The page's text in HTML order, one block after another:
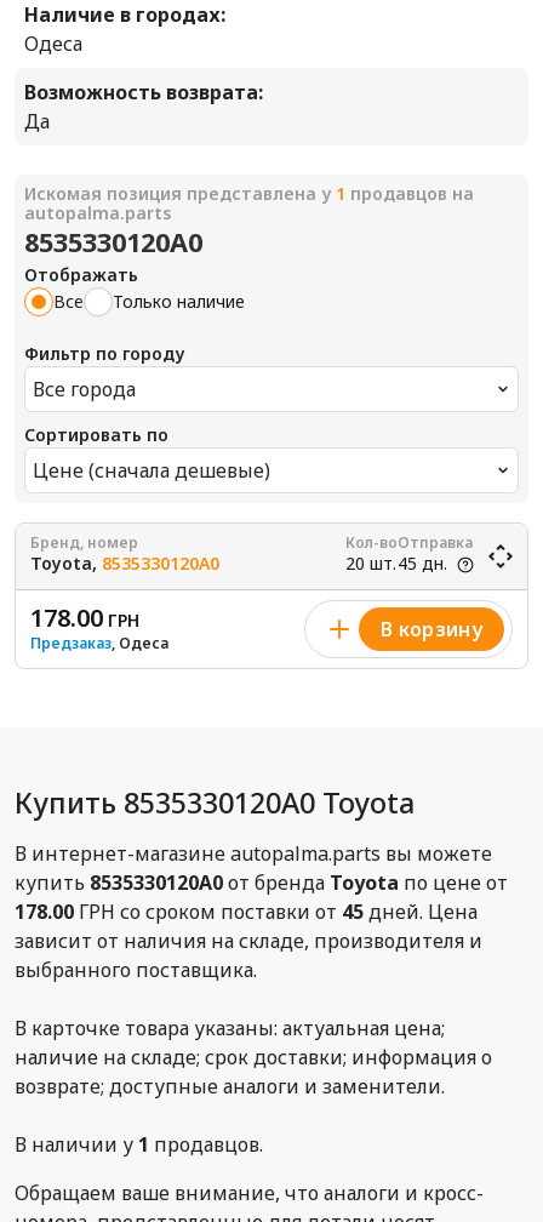
Наличие в городах:
Одеса
Возможность возврата:
Да
Искомая позиция представлена у 1 продавцов на
autopalma.parts
8535330120A0
Отображать
Все
Только наличие
Фильтр по городу
Все города
Сортировать по
Цене (сначала дешевые)
Бренд, номер
Toyota, 8535330120A0
Кол-во
20 шт.
Отправка
45 дн.
178.00 ГРН
Предзаказ, Одеса
В корзину
Купить 8535330120A0 Toyota
В интернет-магазине autopalma.parts вы можете
купить 8535330120A0от бренда Toyota по цене от
178.00 ГРН со сроком поставки от 45дней. Цена
зависит от наличия на складе, производителя и
выбранного поставщика.
В карточке товара указаны: актуальная цена;
наличие на складе; срок доставки; информация о
возврате; доступные аналоги и заменители.
В наличии у 1 продавцов.
Обращаем ваше внимание, что аналоги и кросс-